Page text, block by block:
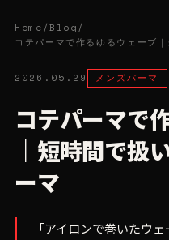
Home /Blog /
コテパーマで作るゆるウェーブ
2026.05.29 メンズパーマ
コテパーマで
｜短時間で扱
ーマ
「アイロンで巻いたウ